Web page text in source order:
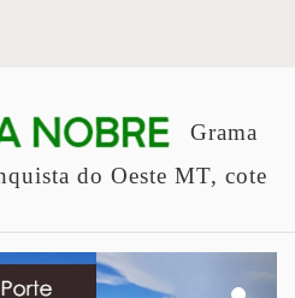
Grama
do Oeste MT, cote